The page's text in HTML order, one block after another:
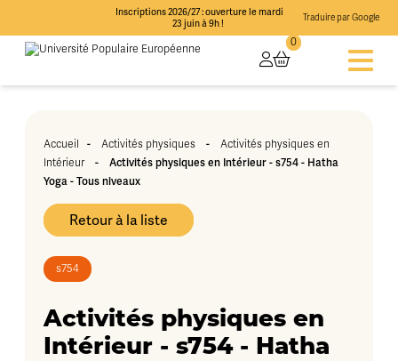
Inscriptions 2026/27 : ouverture le mardi
23 juin à 9h !
Traduire par Google
0
Accueil - Activités physiques - Activités physiques en
Intérieur
- Activités physiques en Intérieur - s754 - Hatha
Yoga - Tous niveaux
Retour à la liste
s754
Activités physiques en
Intérieur - s754 - Hatha